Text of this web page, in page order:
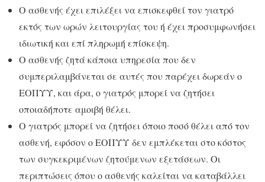
Ο ασθενής έχει επιλέξει να επισκεφθεί τον γιατρό
εκτός των ωρών λειτουργίας του ή έχει προσυμφωνήσει
ιδιωτική και επί πληρωμή επίσκεψη.
Ο ασθενής ζητά κάποια υπηρεσία που δεν
συμπεριλαμβάνεται σε αυτές που παρέχει δωρεάν ο
ΕΟΠΥΥ, και άρα, ο γιατρός μπορεί να ζητήσει
οποιαδήποτε αμοιβή θέλει.
Ο γιατρός μπορεί να ζητήσει όποιο ποσό θέλει από τον
ασθενή, εφόσον ο ΕΟΠΥΥ δεν εμπλέκεται στο κόστος
των συγκεκριμένων ζητούμενων εξετάσεων. Οι
περιπτώσεις όπου ο ασθενής καλείται να καταβάλλει